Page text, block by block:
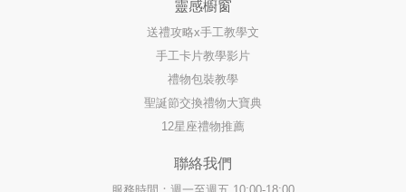
靈感櫥窗
送禮攻略x手工教學文
手工卡片教學影片
禮物包裝教學
聖誕節交換禮物大寶典
12星座禮物推薦
聯絡我們